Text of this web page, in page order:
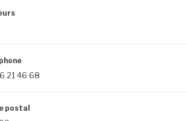
21 46 68
postal